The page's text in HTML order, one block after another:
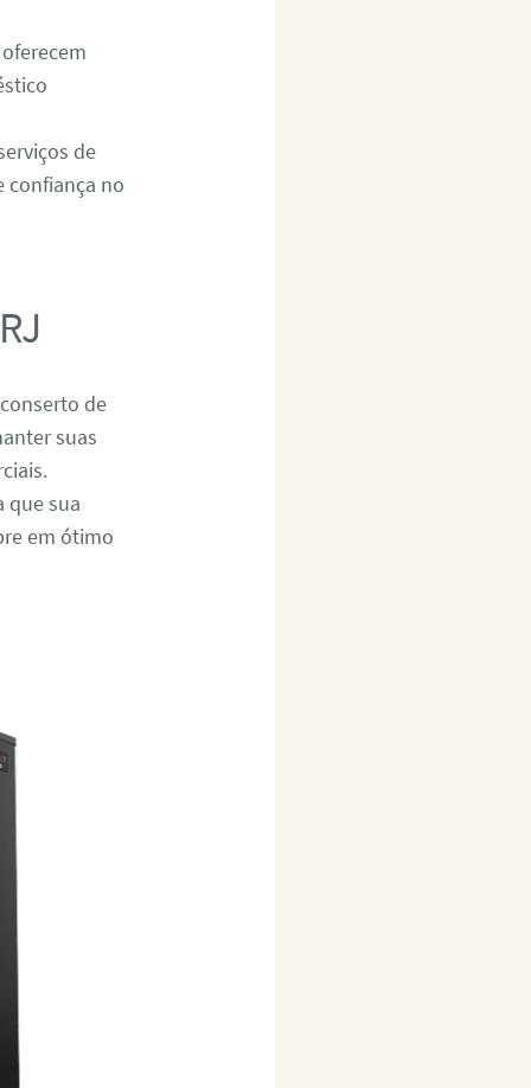
de
confiança no
de
suas
que sua
em ótimo